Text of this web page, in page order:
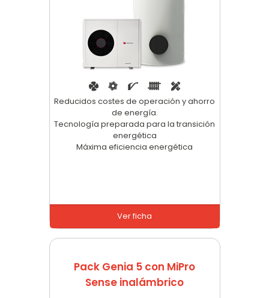
Reducidos costes de operación y ahorro
de energía.
Tecnología preparada para la transición
energética
Máxima eficiencia energética
Ver ficha
Pack Genia 5 con MiPro
Sense inalámbrico